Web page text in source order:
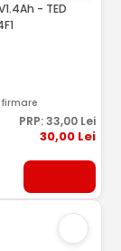
- TED
PRP:33,00 Lei
30,00 Lei